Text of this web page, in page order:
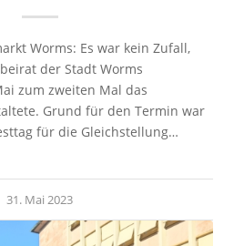
Worms: Es war kein Zufall,
der Stadt Worms
zum zweiten Mal das
Grund für den Termin war
für die Gleichstellung…
31. Mai 2023